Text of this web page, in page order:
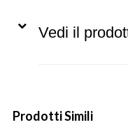
Vedi il
Prodotti Simili